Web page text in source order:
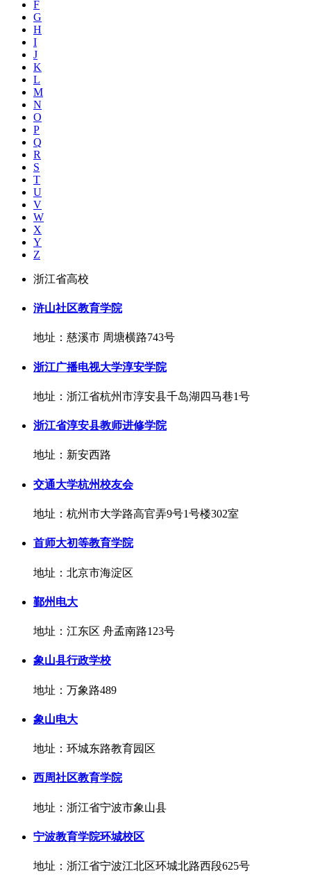
F
G
H
I
J
K
L
M
N
O
P
Q
R
S
T
U
V
W
X
Y
Z
浙江省高校
浒山社区教育学院
地址：慈溪市 周塘横路743号
浙江广播电视大学淳安学院
地址：浙江省杭州市淳安县千岛湖四马巷1号
浙江省淳安县教师进修学院
地址：新安西路
交通大学杭州校友会
地址：杭州市大学路高官弄9号1号楼302室
首师大初等教育学院
地址：北京市海淀区
鄞州电大
地址：江东区 舟孟南路123号
象山县行政学校
地址：万象路489
象山电大
地址：环城东路教育园区
西周社区教育学院
地址：浙江省宁波市象山县
宁波教育学院环城校区
地址：浙江省宁波江北区环城北路西段625号